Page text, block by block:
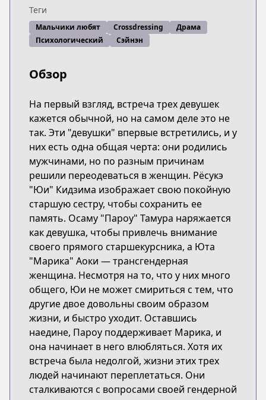
Теги
Мальчики любят Crossdressing
Драма
Психологический
Сэйнэн
Обзор
На первый взгляд, встреча трех девушек
кажется обычной, но на самом деле это не
так. Эти "девушки" впервые встретились, и у
них есть одна общая черта: они родились
мужчинами, но по разным причинам
решили переодеваться в женщин. Рёсукэ
"Юи" Кидзима изображает свою покойную
старшую сестру, чтобы сохранить ее
память. Осаму "Пароу" Тамура наряжается
как девушка, чтобы привлечь внимание
своего прямого старшекурсника, а Юта
"Марика" Аоки — трансгендерная
женщина. Несмотря на то, что у них много
общего, Юи не может смириться с тем, что
другие двое довольны своим образом
жизни, и быстро уходит. Оставшись
наедине, Пароу поддерживает Марика, и
она начинает в него влюбляться. Хотя их
встреча была недолгой, жизни этих трех
людей начинают переплетаться. Они
сталкиваются с вопросами своей гендерной